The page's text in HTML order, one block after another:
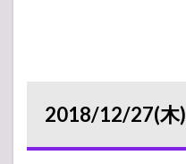
2018/12/27(木)